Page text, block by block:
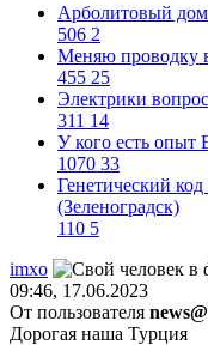
Арболитовый
506 2
Меняю проводку
455 25
Электрики
311 14
У кого есть опыт
1070 33
Генетический
(Зеленоградск)
110 5
imxo
09:46, 17.06.2023
От пользователя
Дорогая наша Турция